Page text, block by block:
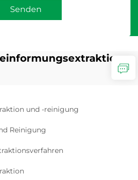
Senden
und -reinigung
Reinigung